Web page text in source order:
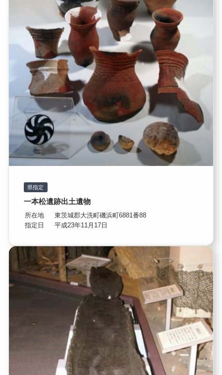
県指定
一本松遺跡出土遺物
所在地
東茨城郡大洗町磯浜町6881番88
指定日
平成23年11月17日